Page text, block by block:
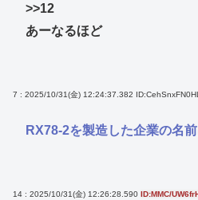
>>12
あーなるほど
7 : 2025/10/31(金) 12:24:37.382
RX78-2を製造した企業の名前
14 : 2025/10/31(金) 12:26:28.590 ID:MMC/